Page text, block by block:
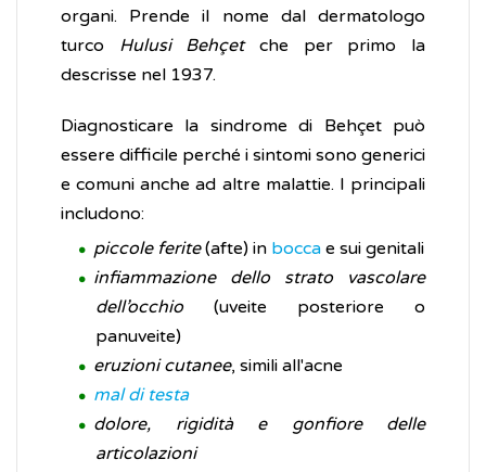
organi. Prende il nome dal dermatologo
turco Hulusi Behçetche per primo la
descrisse nel 1937.
Diagnosticare la sindrome di Behçet può
essere difficile perché i sintomi sono generici
e comuni anche ad altre malattie. I principali
includono:
piccole ferite(afte) in bocca e sui genitali
infiammazione dello strato vascolare
dell’occhio(uveite posteriore o
panuveite)
eruzioni cutanee, simili all'acne
mal di testa
dolore, rigidità e gonfiore delle
articolazioni